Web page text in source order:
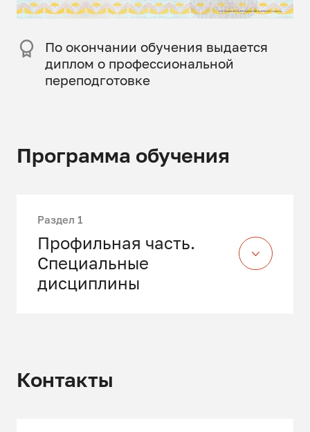
Пo oкoнчaнии oбyчeния выдaeтcя
диплом о профессиональной
переподготовке
Программа обучения
Раздел 1
Профильная часть.
Специальные
дисциплины
Гражданский процесс
Контакты